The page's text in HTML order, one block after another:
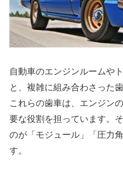
自動車のエンジンルームや
と、複雑に組み合わさった
これらの歯車は、エンジン
要な役割を担っています。
のが「モジュール」「圧力
す。